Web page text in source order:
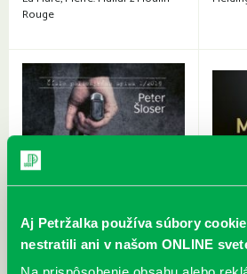
Aj Petržalka používa súbory
nestratili ani v našom ONLINE
Rouge